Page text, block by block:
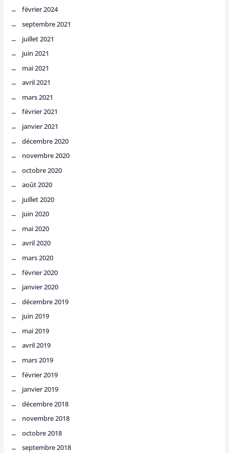
février 2024
septembre 2021
juillet 2021
juin 2021
mai 2021
avril 2021
mars 2021
février 2021
janvier 2021
décembre 2020
novembre 2020
octobre 2020
août 2020
juillet 2020
juin 2020
mai 2020
avril 2020
mars 2020
février 2020
janvier 2020
décembre 2019
juin 2019
mai 2019
avril 2019
mars 2019
février 2019
janvier 2019
décembre 2018
novembre 2018
octobre 2018
septembre 2018